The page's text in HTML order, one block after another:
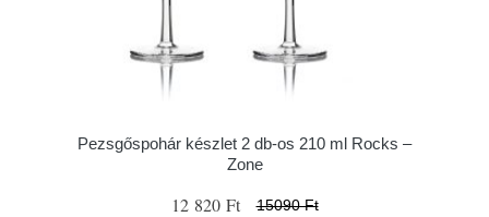
Pezsgőspohár készlet 2 db-os 210 ml Rocks –
Zone
12 820 Ft 15090 Ft